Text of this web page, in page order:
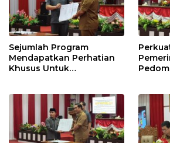
Sejumlah Program
Mendapatkan Perhatian
Khusus Untuk